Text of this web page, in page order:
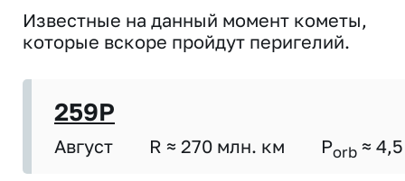
Известные на данный момент кометы,
которые вскоре пройдут перигелий.
259P
Август R ≈ 270 млн. км Porb ≈ 4,5